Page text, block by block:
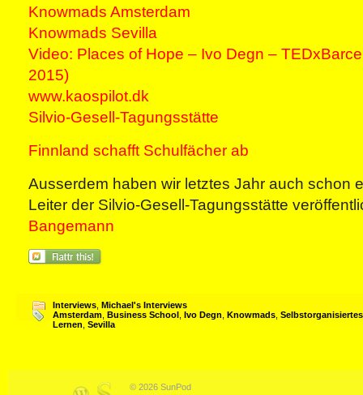
Knowmads Amsterdam
Knowmads Sevilla
Video: Places of Hope – Ivo Degn –
2015)
www.kaospilot.dk
Silvio-Gesell-Tagungsstätte
Finnland schafft Schulfächer ab
Ausserdem haben wir letztes Jahr auch schon
Leiter der Silvio-Gesell-Tagungsstätte
Bangemann
Interviews Michael's Interviews
Amsterdam Business School Ivo Degn Knowmads Selbstorganisiertes
Lernen Sevilla
© 2026 SunPod